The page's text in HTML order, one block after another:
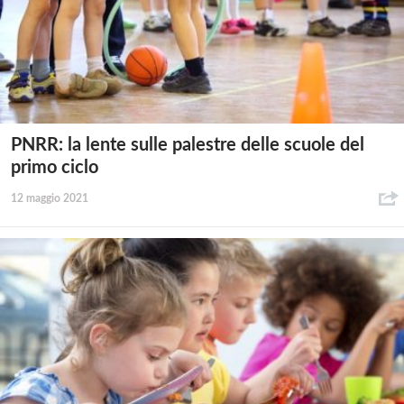
PNRR: la lente sulle palestre delle scuole del
primo ciclo
12 maggio 2021